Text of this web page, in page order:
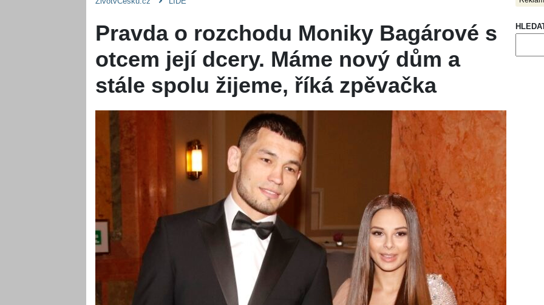
Pravda o rozchodu Moniky Bagárové s
otcem její dcery. Máme nový dům a
stále spolu žijeme, říká zpěvačka